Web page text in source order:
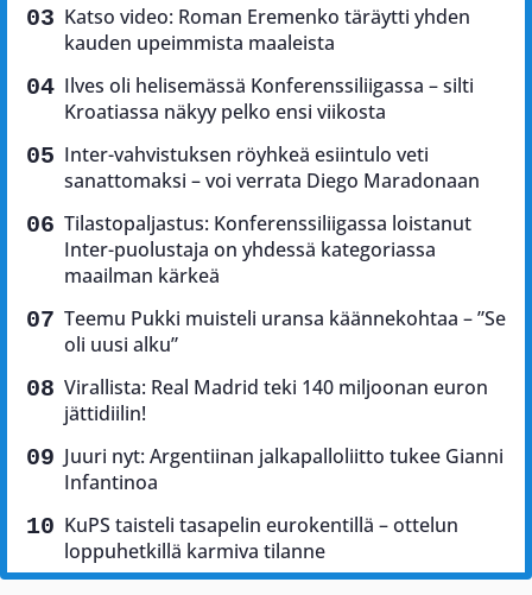
Katso video: Roman Eremenko täräytti yhden
kauden upeimmista maaleista
Ilves oli helisemässä Konferenssiliigassa – silti
Kroatiassa näkyy pelko ensi viikosta
Inter-vahvistuksen röyhkeä esiintulo veti
sanattomaksi – voi verrata Diego Maradonaan
Tilastopaljastus: Konferenssiliigassa loistanut
Inter-puolustaja on yhdessä kategoriassa
maailman kärkeä
Teemu Pukki muisteli uransa käännekohtaa – ”Se
oli uusi alku”
Virallista: Real Madrid teki 140 miljoonan euron
jättidiilin!
Juuri nyt: Argentiinan jalkapalloliitto tukee Gianni
Infantinoa
KuPS taisteli tasapelin eurokentillä – ottelun
loppuhetkillä karmiva tilanne